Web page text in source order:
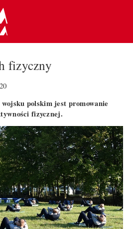
fizyczny
polskim jest promowanie
fizycznej.